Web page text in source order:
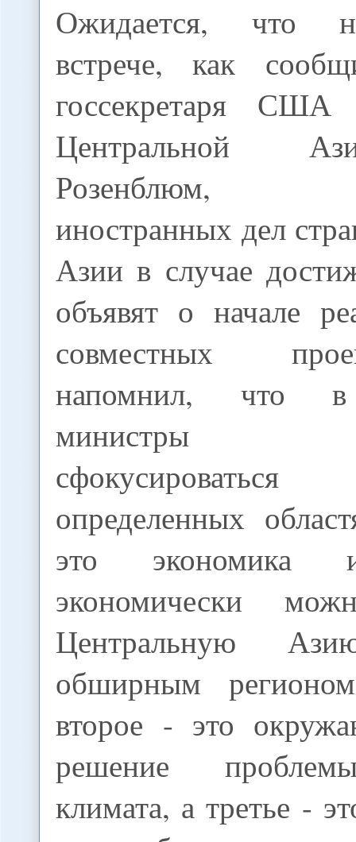
Ожидается, что
встрече, как
госсекретаря
Центральной
Розенблюм,
иностранных дел
Азии в случае
объявят о начале
совместных
напомнил, что в
министры
определенных
это
экономически
Центральную
обширным
второе - это
решение
климата, а третье -